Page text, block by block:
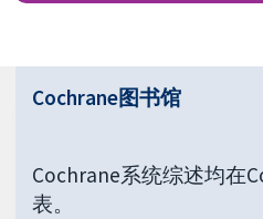
Cochrane图书馆
Cochrane系统综述均在
表。